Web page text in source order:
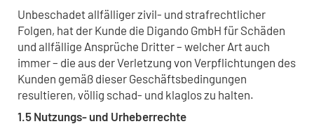
Unbeschadet allfälliger zivil- und strafrechtlicher
Folgen, hat der Kunde die Digando GmbH für Schäden
und allfällige Ansprüche Dritter – welcher Art auch
immer – die aus der Verletzung von Verpflichtungen des
Kunden gemäß dieser Geschäftsbedingungen
resultieren, völlig schad- und klaglos zu halten.
1.5 Nutzungs- und Urheberrechte